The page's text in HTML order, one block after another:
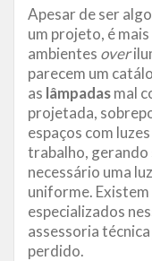
Apesar de ser
um projeto, é
ambientes over
parecem um
as lâmpadasmal
projetada,
espaços com
trabalho, gerando
necessário uma
uniforme.
especializados
assessoria
perdido.